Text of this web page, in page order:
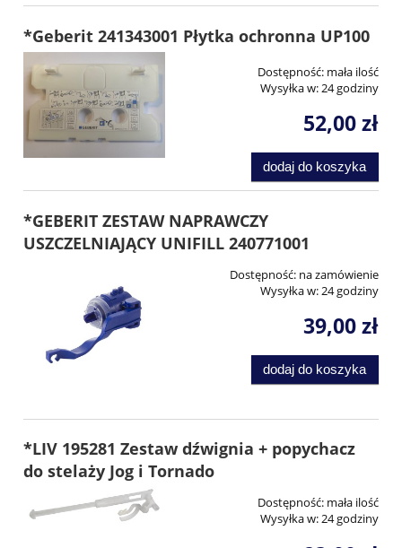
*Geberit 241343001 Płytka ochronna UP100
Dostępność: mała ilość
Wysyłka w:24 godziny
52,00 zł
dodaj do koszyka
*GEBERIT ZESTAW NAPRAWCZY
USZCZELNIAJĄCY UNIFILL 240771001
Dostępność: na zamówienie
Wysyłka w:24 godziny
39,00 zł
dodaj do koszyka
*LIV 195281 Zestaw dźwignia + popychacz
do stelaży Jog i Tornado
Dostępność: mała ilość
Wysyłka w:24 godziny